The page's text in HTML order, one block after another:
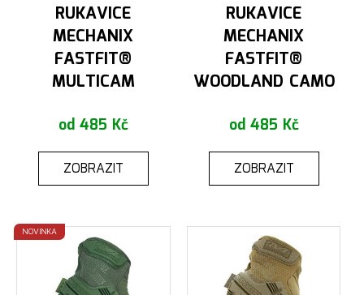
RUKAVICE
MECHANIX
FASTFIT®
MULTICAM
od 485 Kč
ZOBRAZIT
RUKAVICE
MECHANIX
FASTFIT®
WOODLAND CAMO
od 485 Kč
ZOBRAZIT
NOVINKA